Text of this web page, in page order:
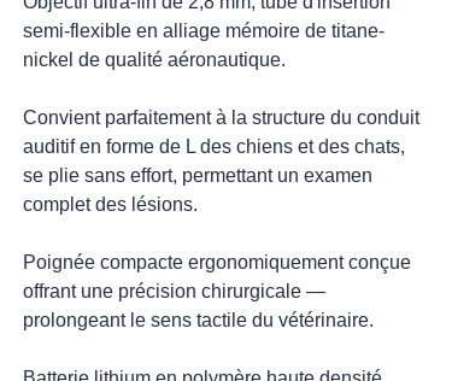
>Station de travail pour endoscope
vétérinaire
>Accessoires et consommables
semi-flexible en alliage mémoire de titane-
nickel de qualité aéronautique.
Convient parfaitement à la structure du conduit
auditif en forme de L des chiens et des chats,
se plie sans effort, permettant un examen
complet des lésions.
Poignée compacte ergonomiquement conçue
offrant une précision chirurgicale —
prolongeant le sens tactile du vétérinaire.